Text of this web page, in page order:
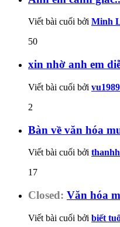
Viết bài cuối bởi Minh
50
xin nhờ anh em
Viết bài cuối bởi
2
Bàn về văn hóa
Viết bài cuối bởi
17
Closed: Văn hóa
Viết bài cuối bởi biết